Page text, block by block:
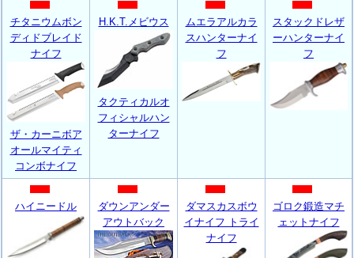
チタニウムボン
ディドブレイド
ナイフ
ザ・カーニボア
オールマイティ
コンボナイフ
H.K.T.メビウス
タクティカルオ
フィシャルハン
ターナイフ
ムエラアルカラ
スハンターナイ
フ
スタックドレザ
ーハンターナイ
フ
ハイニードル
ダウンアンダー
アウトバック
ダマスカスボウ
イナイフ トライ
ナイフ
ゴロク鍛造マチ
ェットナイフ